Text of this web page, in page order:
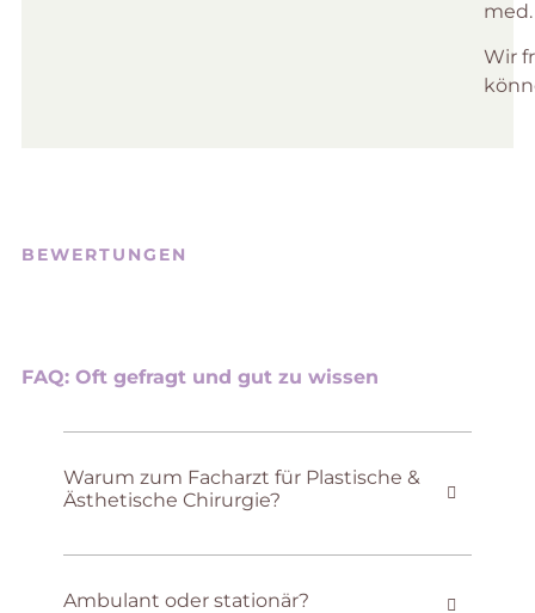
Wir
BEWERTUNGEN
FAQ: Oft gefragt und gut zu wissen
Warum zum Facharzt für Plastische &
Ästhetische Chirurgie?
Ambulant oder stationär?